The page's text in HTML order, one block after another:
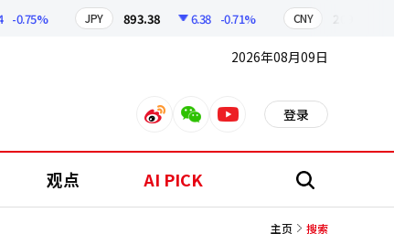
JPY 893.38 6.38 -0.71% CNY
2026年08月09日
weiboweixinyoutube 登录
观点 AI PICK 搜
主页 搜索